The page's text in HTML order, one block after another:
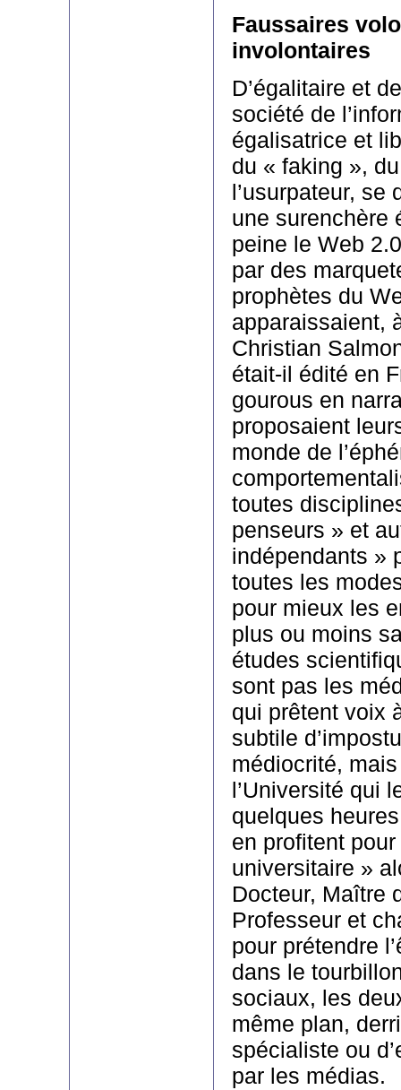
Faussaires
involontaires
D’égalitaire et
société de
égalisatrice et
du « faking »,
l’usurpateur, se
une surenchère
peine le Web
par des
prophètes du
apparaissaient,
Christian
était-il édité en
gourous en
proposaient
monde de
toutes
penseurs » et
indépendants »
toutes les
pour mieux les
plus ou moins
études
sont pas les
qui prêtent voix
subtile
médiocrité,
l’Université qui
quelques
en profitent
universitaire »
Docteur, Maître
Professeur et
pour prétendre
dans le
sociaux, les
même plan,
spécialiste ou
par les médias.